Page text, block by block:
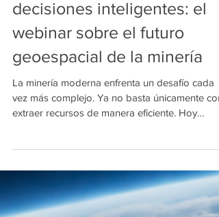
De imágenes satelitales a
decisiones inteligentes: el
webinar sobre el futuro
geoespacial de la minería
La minería moderna enfrenta un desafío cada
vez más complejo. Ya no basta únicamente con
también es necesario comprender el territorio
decisiones sustentadas en datos confiables. En
ese contexto, el webinar organizado por
Geosystems junto a Imagine-IT buscará